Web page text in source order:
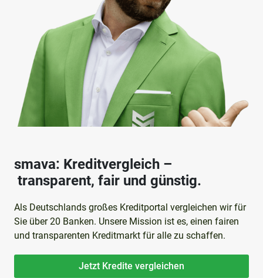
smava: Kreditvergleich –
transparent, fair und günstig.
Als Deutschlands großes Kreditportal vergleichen wir für
Sie über 20 Banken. Unsere Mission ist es, einen fairen
und transparenten Kreditmarkt für alle zu schaffen.
Jetzt Kredite vergleichen